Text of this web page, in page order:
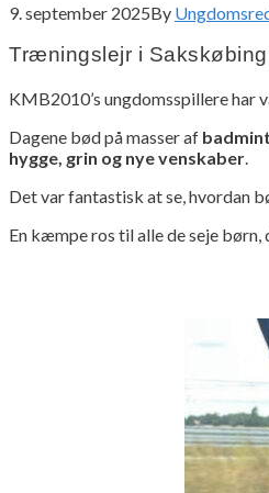
9. september 2025By
Træningslejr i Sakskøbing
KMB2010’s ungdomsspillere
Dagene bød på masser af
hygge, grin og nye venskaber.
Det var fantastisk at se, hvordan
En kæmpe ros til alle de seje